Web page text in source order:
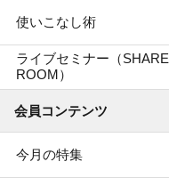
使いこなし術
ライブセミナー（SHARE
ROOM）
会員コンテンツ
今月の特集